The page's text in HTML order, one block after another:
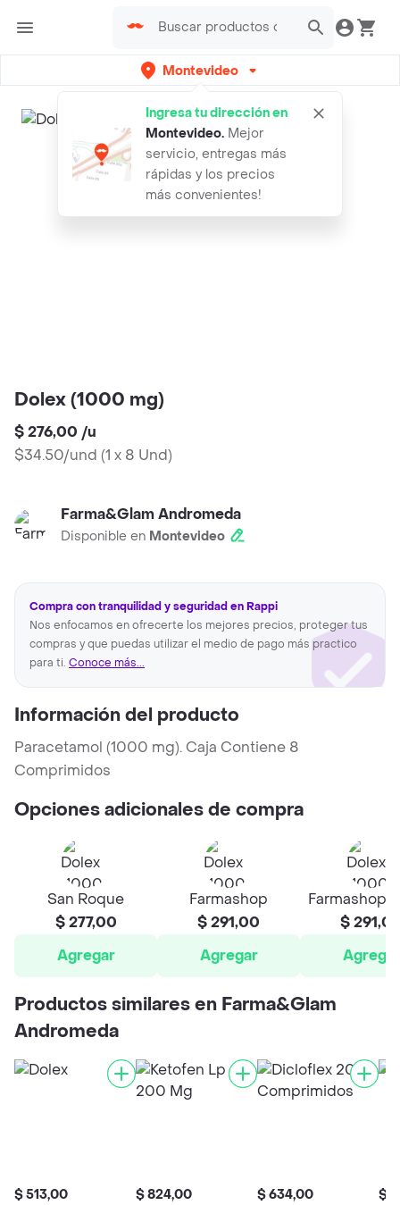
Montevideo
Ingresa tu dirección en
Montevideo. Mejor
servicio, entregas más
rápidas y los precios
más convenientes!
Dolex (1000 mg)
$ 276,00 /u
$34.50/und (1 x 8 Und)
Farma&Glam Andromeda
Disponible en Montevideo
Compra con tranquilidad y seguridad en Rappi
Nos enfocamos en ofrecerte los mejores precios, proteger tus
compras y que puedas utilizar el medio de pago más practico
para ti. Conoce más...
Información del producto
Paracetamol (1000 mg). Caja Contiene 8
Comprimidos
Opciones adicionales de compra
San Roque
$ 277,00
Agregar
Farmashop
$ 291,00
Agregar
Farmashop
$
Agregar
Productos similares en Farma&Glam
Andromeda
$ 513,00 $ 824,00 $ 634,00 $